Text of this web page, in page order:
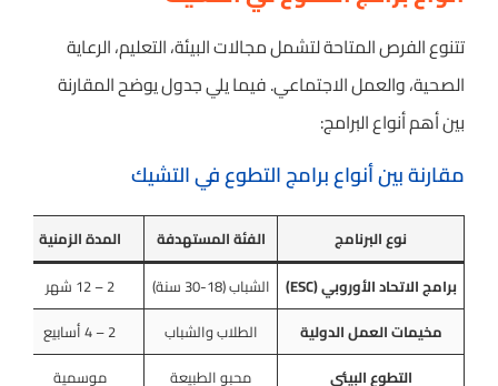
تتنوع الفرص المتاحة لتشمل مجالات البيئة، التعليم، الرعاية
الصحية، والعمل الاجتماعي. فيما يلي جدول يوضح المقارنة
بين أهم أنواع البرامج:
مقارنة بين أنواع برامج التطوع في التشيك
نوع البرنامج الفئة المستهدفة
المدة الزمنية
برامج الاتحاد الأوروبي (ESC)
الشباب (18-30 سنة) 2 – 12 شهر
مخيمات العمل الدولية
الطلاب والشباب
2 – 4 أسابيع
التطوع البيئي
محبو الطبيعة
موسمية